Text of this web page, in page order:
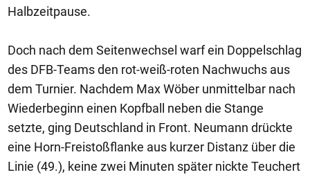
Halbzeitpause.
Doch nach dem Seitenwechsel warf ein Doppelschlag
des DFB-Teams den rot-weiß-roten Nachwuchs aus
dem Turnier. Nachdem Max Wöber unmittelbar nach
Wiederbeginn einen Kopfball neben die Stange
setzte, ging Deutschland in Front. Neumann drückte
eine Horn-Freistoßflanke aus kurzer Distanz über die
Linie (49.), keine zwei Minuten später nickte Teuchert